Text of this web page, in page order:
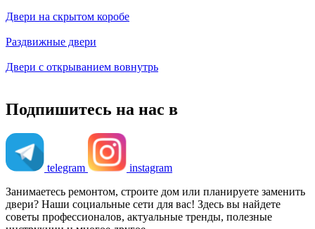
Двери на скрытом коробе
Раздвижные двери
Двери с открыванием вовнутрь
Подпишитесь на нас в
telegram
instagram
Занимаетесь ремонтом, строите дом или планируете заменить
двери? Наши социальные сети для вас! Здесь вы найдете
советы профессионалов, актуальные тренды, полезные